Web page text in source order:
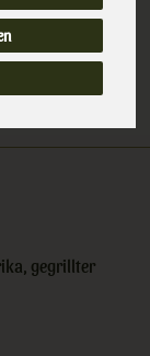
€
gegrillter